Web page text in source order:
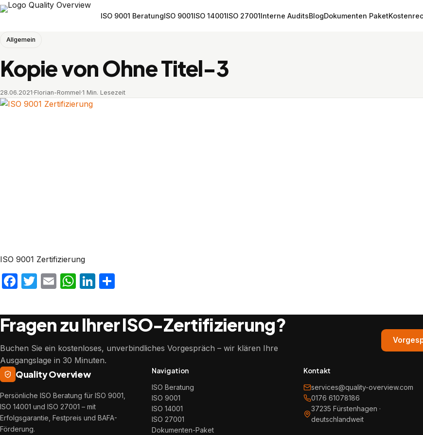
ISO 9001 BeratungISO 9001ISO 14001ISO 27001Interne AuditsBlogDokumenten Paket
Allgemein
Kopie von Ohne Titel-3
28.06.2021·Florian-Rommel·1 Min. Lesezeit
ISO 9001 Zertifizierung
Facebook
Twitter
EmailWhatsApp
LinkedIn
Fragen zu Ihrer ISO-Zertifizierung?
Buchen Sie ein kostenloses, unverbindliches Vorgespräch – wir klären Ihre
Ausgangslage in 30 Minuten.
Quality Overview
Persönliche ISO Beratung für ISO 9001,
ISO 14001 und ISO 27001 – mit
Erfolgsgarantie, Festpreis und BAFA-
Förderung.
Navigation
ISO Beratung
ISO 9001
ISO 14001
ISO 27001
Dokumenten-Paket
Kontakt
services@quality-overview.com
0176 61078186
37235 Fürstenhagen ·
deutschlandweit